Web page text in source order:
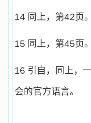
14 同上，第42页
15 同上，第45页
16 引自，同上，
会的官方语言。